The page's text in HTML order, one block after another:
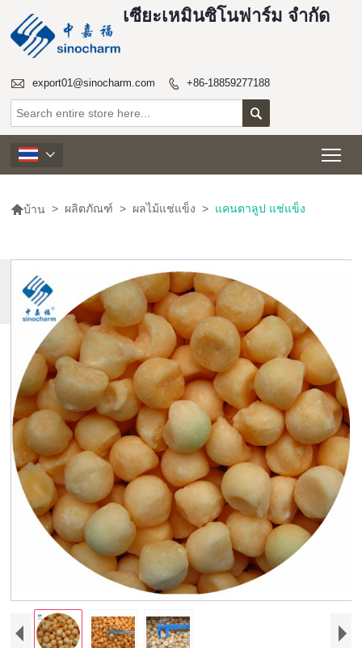
เซียะเหมินซิโนฟาร์ม จำกัด
 export01@sinocharm.com  +86-18859277188


บ้าน > ผลิตภัณฑ์ > ผลไม้แช่แข็ง > แคนตาลูป แช่แข็ง
สินค้า
เพิ่ม
เติม